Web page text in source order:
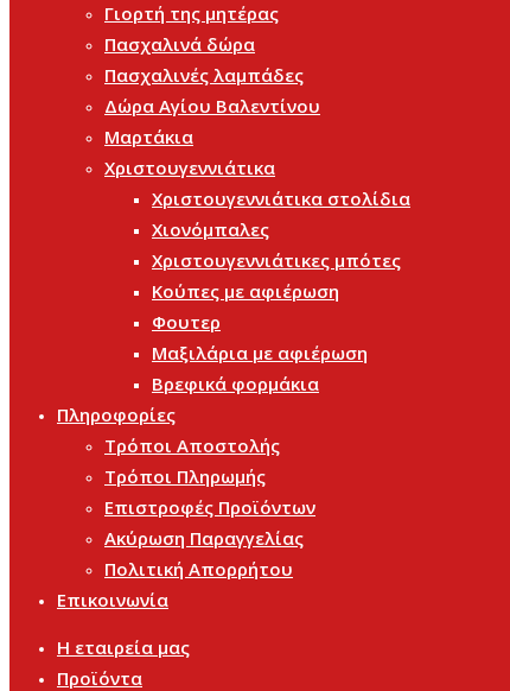
Γιορτή της μητέρας
Πασχαλινά δώρα
Πασχαλινές λαμπάδες
Δώρα Αγίου Βαλεντίνου
Μαρτάκια
Χριστουγεννιάτικα
Χριστουγεννιάτικα στολίδια
Χιονόμπαλες
Χριστουγεννιάτικες μπότες
Κούπες με αφιέρωση
Φουτερ
Μαξιλάρια με αφιέρωση
Βρεφικά φορμάκια
Πληροφορίες
Τρόποι Αποστολής
Τρόποι Πληρωμής
Επιστροφές Προϊόντων
Ακύρωση Παραγγελίας
Πολιτική Απορρήτου
Επικοινωνία
Η εταιρεία μας
Προϊόντα